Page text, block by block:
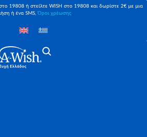
19808 ή στείλτε WISH στο 19808 και δωρίστε 2€ με μια
ή ένα SMS,Όροι χρέωσης